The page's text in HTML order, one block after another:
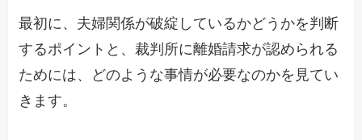
最初に、夫婦関係が破綻しているかどうかを判断
するポイントと、裁判所に離婚請求が認められる
ためには、どのような事情が必要なのかを見てい
きます。